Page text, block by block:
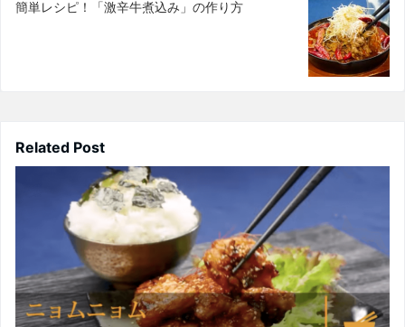
簡単レシピ！「激辛牛煮込み」の作り方
Related Post